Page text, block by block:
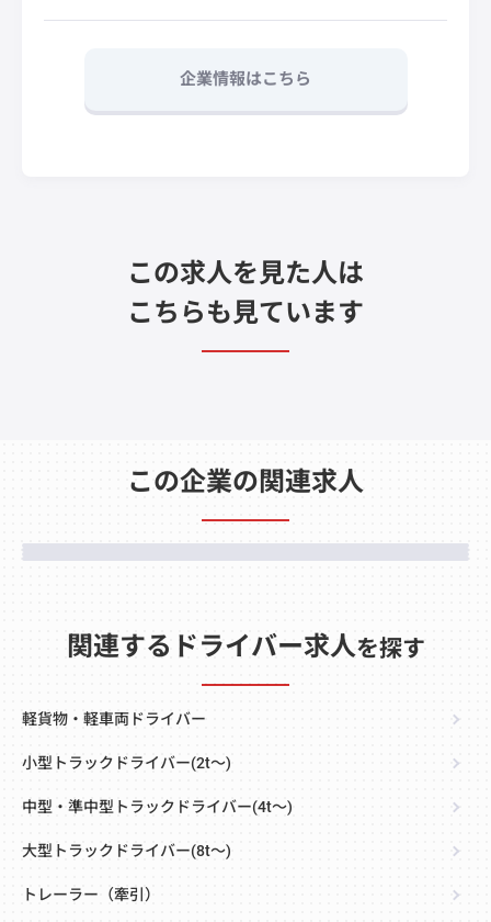
企業情報はこちら
この求人を見た人は
こちらも見ています
この企業の関連求人
関連するドライバー求人を探す
軽貨物・軽車両ドライバー
小型トラックドライバー(2t～)
中型・準中型トラックドライバー(4t～)
大型トラックドライバー(8t～)
トレーラー（牽引）